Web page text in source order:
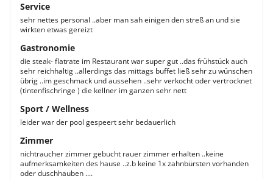
Service
sehr nettes personal ..aber man sah einigen den streß an und sie
wirkten etwas gereizt
Gastronomie
die steak- flatrate im Restaurant war super gut ..das frühstück auch
sehr reichhaltig ..allerdings das mittags buffet ließ sehr zu wünschen
übrig ..im geschmack und aussehen ..sehr verkocht oder vertrocknet
(tintenfischringe ) die kellner im ganzen sehr nett
Sport / Wellness
leider war der pool gespeert sehr bedauerlich
Zimmer
nichtraucher zimmer gebucht rauer zimmer erhalten ..keine
aufmerksamkeiten des hause ..z.b keine 1x zahnbürsten vorhanden
oder duschhauben ....